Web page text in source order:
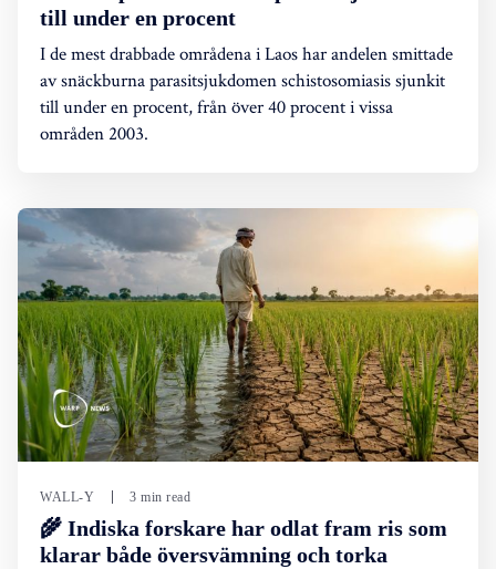
till under en procent
I de mest drabbade områdena i Laos har andelen smittade
av snäckburna parasitsjukdomen schistosomiasis sjunkit
till under en procent, från över 40 procent i vissa
områden 2003.
WALL-Y 3 min read
🌾 Indiska forskare har odlat fram ris som
klarar både översvämning och torka